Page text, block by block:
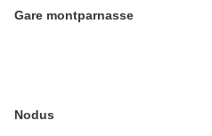
Gare montparnasse
Nodus